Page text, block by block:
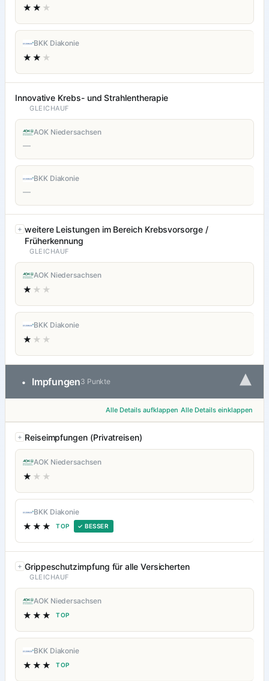
★★ ★
BKK Diakonie
★★ ★
Innovative Krebs- und Strahlentherapie
GLEICHAUF
AOK Niedersachsen
—
BKK Diakonie
—
weitere Leistungen im Bereich Krebsvorsorge /
Früherkennung
GLEICHAUF
AOK Niedersachsen
★ ★★
BKK Diakonie
★ ★★
• Impfungen3 Punkte ▾
Alle Details aufklappen Alle Details einklappen
Reiseimpfungen (Privatreisen)
AOK Niedersachsen
★ ★★
BKK Diakonie
★★★ TOP ✓ BESSER
Grippeschutzimpfung für alle Versicherten
GLEICHAUF
AOK Niedersachsen
★★★ TOP
BKK Diakonie
★★★ TOP